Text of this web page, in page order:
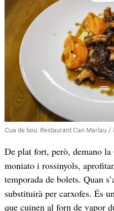
Cua de bou. Restaurant Can Marlau /
De plat fort, però, demano la
moniato i rossinyols,
temporada de bolets. Quan
substituirà per carxofes. És
que cuinen al forn de vapor